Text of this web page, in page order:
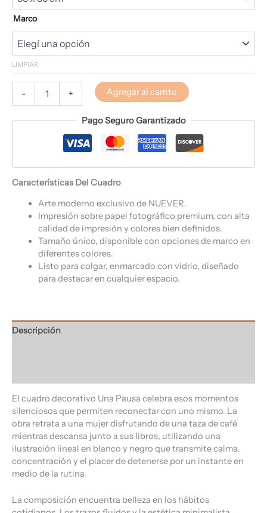
Marco
LIMPIAR
- + Agregar al carrito
Pago Seguro Garantizado
Características Del Cuadro
Arte moderno exclusivo de NUEVER.
Impresión sobre papel fotográfico premium, con alta
calidad de impresión y colores bien definidos.
Tamaño único, disponible con opciones de marco en
diferentes colores.
Listo para colgar, enmarcado con vidrio, diseñado
para destacar en cualquier espacio.
Descripción
El cuadro decorativo Una Pausa celebra esos momentos
silenciosos que permiten reconectar con uno mismo. La
obra retrata a una mujer disfrutando de una taza de café
mientras descansa junto a sus libros, utilizando una
ilustración lineal en blanco y negro que transmite calma,
concentración y el placer de detenerse por un instante en
medio de la rutina.
La composición encuentra belleza en los hábitos